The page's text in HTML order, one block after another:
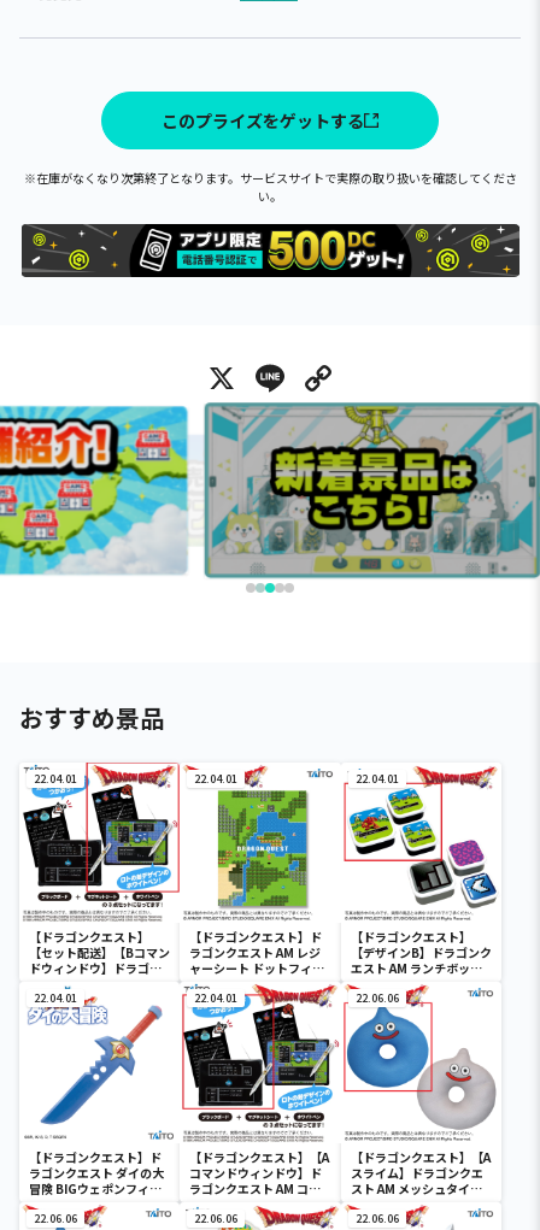
このプライズをゲットする
※在庫がなくなり次第終了となります。サービスサイトで実際の取り扱いを確認してくださ
い。
X Line
おすすめ景品
22.04.01
【ドラゴンクエスト】
【セット配送】【Bコマン
ドウィンドウ】ドラゴン
クエスト AM コマンドウ
ィンドウ ブラックボード
22.04.01
【ドラゴンクエスト】ド
ラゴンクエスト AM レジ
ャーシート ドットフィー
ルド
22.04.01
【ドラゴンクエスト】
【デザインB】ドラゴンク
エスト AM ランチボック
ス ドットフィールド
22.04.01
【ドラゴンクエスト】ド
ラゴンクエスト ダイの大
冒険 BIGウェポンフィギ
ュアコレクション ～パプ
ニカのナイフ～
22.04.01
【ドラゴンクエスト】【A
コマンドウィンドウ】ド
ラゴンクエスト AM コマ
ンドウィンドウ ブラック
ボード
22.06.06
【ドラゴンクエスト】【A
スライム】ドラゴンクエ
スト AM メッシュタイプ
円座クッション スライム
＆メタルスライム
22.06.06 22.06.06 22.06.06